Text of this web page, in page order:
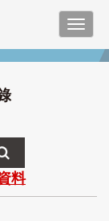
料